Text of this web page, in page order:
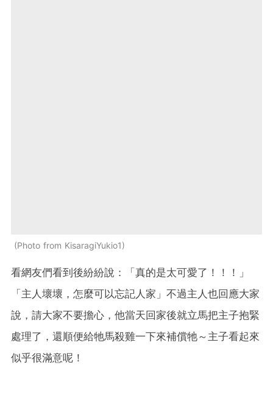
Photo from KisaragiYukio1
看網友們看到後紛紛說：「真的是太可愛了！！！」
「主人壞壞，怎麼可以忘記人家」不過主人也回應大家
說，請大家不要擔心，他當天回家後就立馬把主子抱緊
處理了，還順便給牠馬殺雞一下來補償牠～主子看起來
似乎很滿意呢！